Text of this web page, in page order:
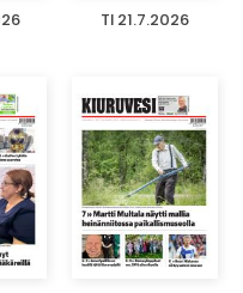
TI 21.7.2026